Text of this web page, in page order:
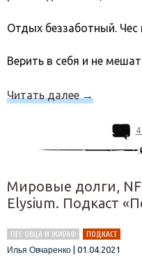
Отдых беззаботный. Чес
Верить в себя и не
Читать далее→
Мировые долги,
Elysium. Подкаст
ПЕС ОВЦА И ЖИРАФ
ПОДКАСТ
Илья Овчаренко
01.04.2021